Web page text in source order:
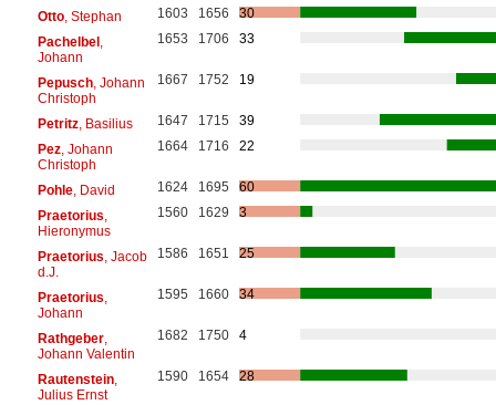
Otto, Stephan 1603 1656
30
Pachelbel,
Johann
1653 1706 33
Pepusch, Johann
Christoph
1667 1752 19
Petritz, Basilius 1647 1715
39
Pez, Johann
Christoph
1664 1716 22
Pohle, David 1624 1695
60
Praetorius
Hieronymus
1560 1629 3
Praetorius , Jacob
d.J.
1586 1651 25
Praetorius
Johann
1595 1660 34
Rathgeber,
Johann Valentin
1682 1750 4
Rautenstein,
Julius Ernst
1590 1654 28